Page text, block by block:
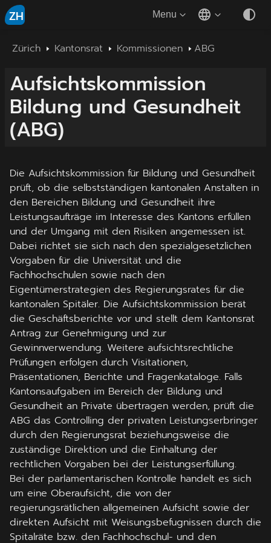
ZH Menu
Zürich Kantonsrat Kommissionen ABG
Aufsichtskommission
Bildung und Gesundheit
(ABG)
Die Aufsichtskommission für Bildung und Gesundheit
prüft, ob die selbstständigen kantonalen Anstalten in
den Bereichen Bildung und Gesundheit ihre
Leistungsaufträge im Interesse des Kantons erfüllen
und der Umgang mit den Risiken angemessen ist.
Dabei richtet sie sich nach den spezialgesetzlichen
Vorgaben für die Universität und die
Fachhochschulen sowie nach den
Eigentümerstrategien des Regierungsrates für die
kantonalen Spitäler. Die Aufsichtskommission berät
die Geschäftsberichte vor und stellt dem Kantonsrat
Antrag zur Genehmigung und zur
Gewinnverwendung. Weitere aufsichtsrechtliche
Prüfungen erfolgen durch Visitationen,
Präsentationen, Berichte und Fragenkataloge. Falls
Kantonsaufgaben im Bereich der Bildung und
Gesundheit an Private übertragen werden, prüft die
ABG das Controlling der privaten Leistungserbringer
durch den Regierungsrat beziehungsweise die
zuständige Direktion und die Einhaltung der
rechtlichen Vorgaben bei der Leistungserfüllung.
Bei der parlamentarischen Kontrolle handelt es sich
um eine Oberaufsicht, die von der
regierungsrätlichen allgemeinen Aufsicht sowie der
direkten Aufsicht mit Weisungsbefugnissen durch die
Spitalräte bzw. den Fachhochschul- und den